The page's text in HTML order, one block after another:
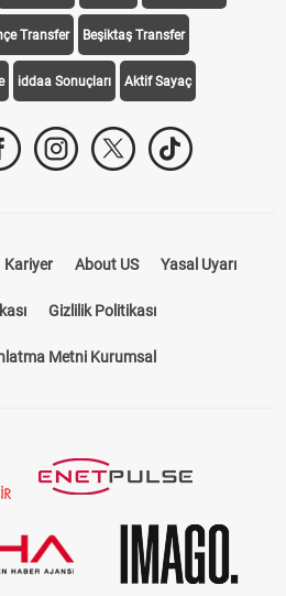
Transfer Beşiktaş Transfer
iddaa Sonuçları Aktif Sayaç
Kariyer About US Yasal Uyarı
Gizlilik Politikası
Metni Kurumsal